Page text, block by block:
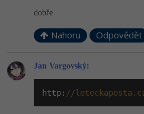
dobře
Nahoru Odpovědět
Jan Vargovský:
http: //